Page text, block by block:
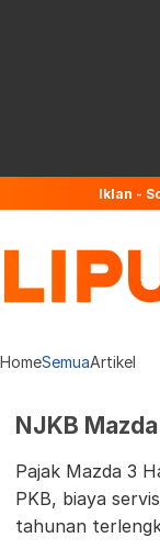
Iklan -
HomeSemuaArtikel
NJKB
Pajak Mazda 3
PKB, biaya
tahunan